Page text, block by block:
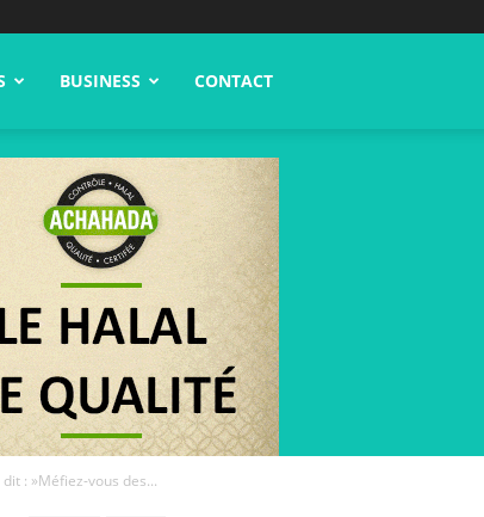
BUSINESS CONTACT
: »Méfiez-vous des...